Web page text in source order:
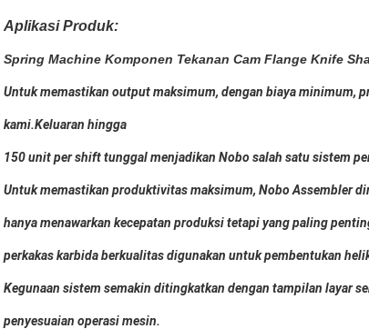
Aplikasi Produk:
Spring Machine Komponen Tekanan Cam Flange Knife
Untuk memastikan output maksimum, dengan biaya minimum,
kami.Keluaran hingga
150 unit per shift tunggal menjadikan Nobo salah satu sistem
Untuk memastikan produktivitas maksimum, Nobo Assembler
hanya menawarkan kecepatan produksi tetapi yang paling
perkakas karbida berkualitas digunakan untuk pembentukan
Kegunaan sistem semakin ditingkatkan dengan tampilan layar
penyesuaian operasi mesin.